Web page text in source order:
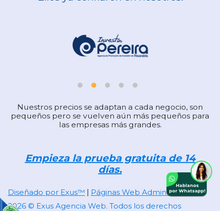
Nuestros precios se adaptan a cada negocio, son
pequeños pero se vuelven aún más pequeños para
las empresas más grandes.
Empieza la prueba gratuita de 14
días.
Diseñado por Exus™
Páginas Web Administrables
2026 © Exus Agencia Web. Todos los derechos